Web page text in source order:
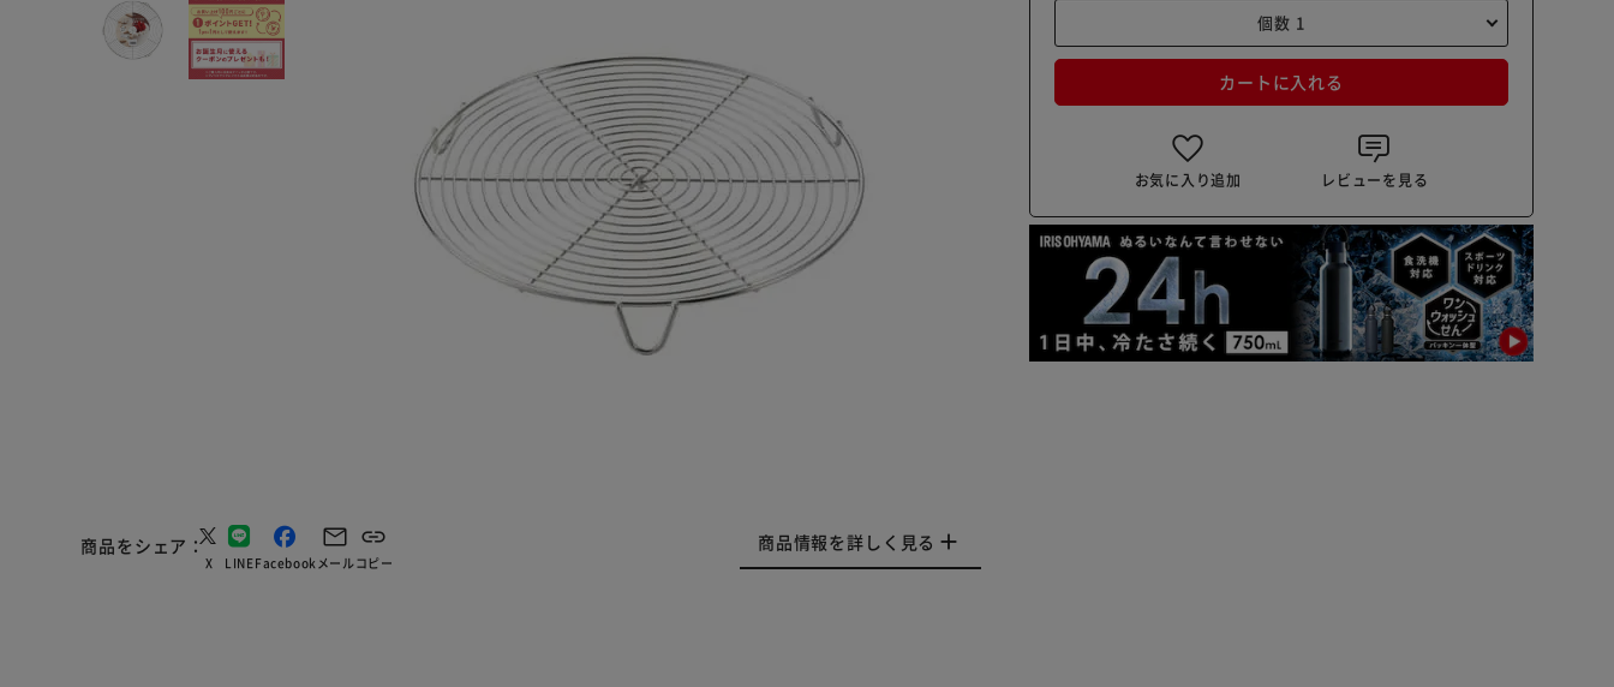
商品をシェア
X LINEFacebook メールコピー
商品情報を詳しく見る
カートに入れる
お気に入り追加 レビューを見る